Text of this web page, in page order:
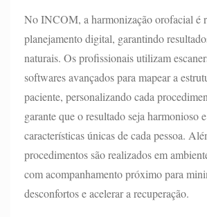
No INCOM, a harmonização orofacial é
planejamento digital, garantindo
naturais. Os profissionais utilizam
softwares avançados para mapear a
paciente, personalizando cada
garante que o resultado seja harmonioso
características únicas de cada pessoa.
procedimentos são realizados em
com acompanhamento próximo para
desconfortos e acelerar a recuperação.